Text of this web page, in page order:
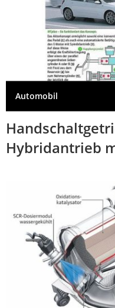
Automobil
Hybridantrieb